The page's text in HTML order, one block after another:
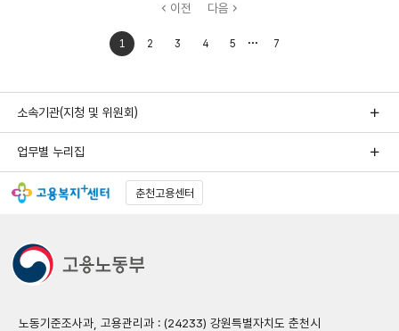
이전
처음으로
1 2 3 4 5
마지막으로
7
다음
소속기관(지청 및 위원회)
업무별 누리집
춘천고용센터
노동기준조사과, 고용관리과 : (24233) 강원특별자치도 춘천시